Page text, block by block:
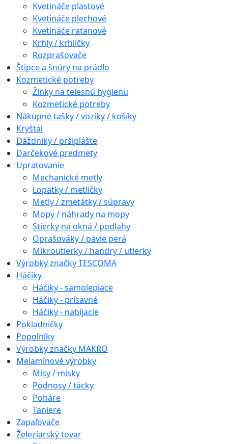
Kvetináče plastové
Kvetináče plechové
Kvetináče ratanové
Krhly / krhličky
Rozprašovače
Štipce a šnúry na prádlo
Kozmetické potreby
Žinky na telesnú hygienu
Kozmetické potreby
Nákupné tašky / vozíky / košíky
Kryštál
Dáždniky / pršiplášte
Darčekové predmety
Upratovanie
Mechanické metly
Lopatky / metličky
Metly / zmetátky / súpravy
Mopy / náhrady na mopy
Stierky na okná / podlahy
Oprašováky / pávie perá
Mikroutierky / handry / utierky
Výrobky značky TESCOMA
Háčiky
Háčiky - samolepiace
Háčiky - prísavné
Háčiky - nabíjacie
Pokladničky
Popoľníky
Výrobky značky MAKRO
Melamínové výrobky
Misy / misky
Podnosy / tácky
Poháre
Taniere
Zapaľovače
Železiarský tovar